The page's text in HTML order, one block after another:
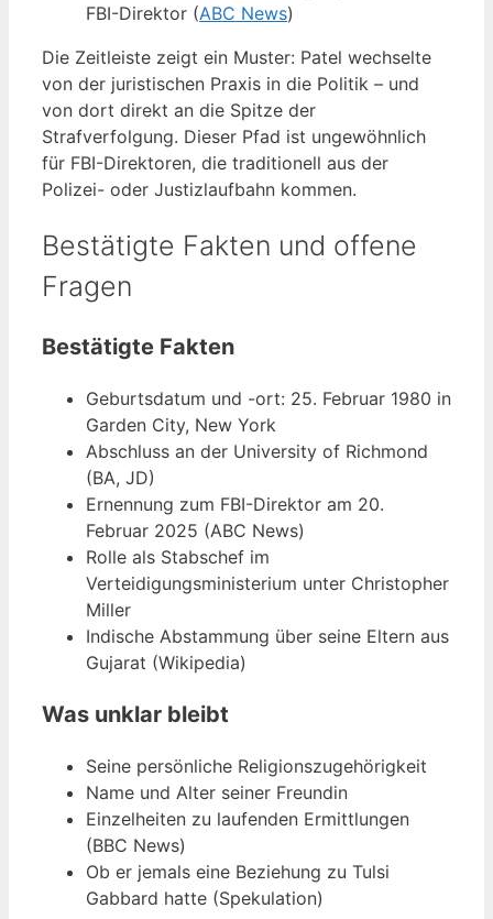
FBI-Direktor (ABC News)
Die Zeitleiste zeigt ein Muster: Patel wechselte
von der juristischen Praxis in die Politik – und
von dort direkt an die Spitze der
Strafverfolgung. Dieser Pfad ist ungewöhnlich
für FBI-Direktoren, die traditionell aus der
Polizei- oder Justizlaufbahn kommen.
Bestätigte Fakten und offene
Fragen
Bestätigte Fakten
Geburtsdatum und -ort: 25. Februar 1980 in
Garden City, New York
Abschluss an der University of Richmond
(BA, JD)
Ernennung zum FBI-Direktor am 20.
Februar 2025 (ABC News)
Rolle als Stabschef im
Verteidigungsministerium unter Christopher
Miller
Indische Abstammung über seine Eltern aus
Gujarat (Wikipedia)
Was unklar bleibt
Seine persönliche Religionszugehörigkeit
Name und Alter seiner Freundin
Einzelheiten zu laufenden Ermittlungen
(BBC News)
Ob er jemals eine Beziehung zu Tulsi
Gabbard hatte (Spekulation)